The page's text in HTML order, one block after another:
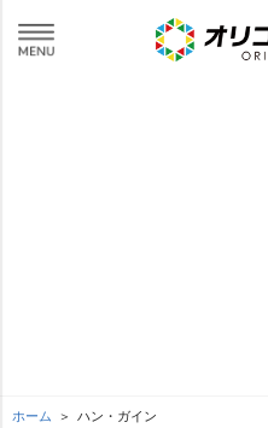
ホーム ハン・ガイン